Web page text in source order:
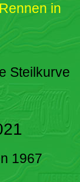
in
Steilkurve
1967